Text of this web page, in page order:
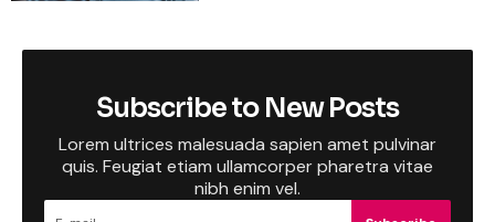
Subscribe to New Posts
Lorem ultrices malesuada sapien amet pulvinar
quis. Feugiat etiam ullamcorper pharetra vitae
nibh enim vel.